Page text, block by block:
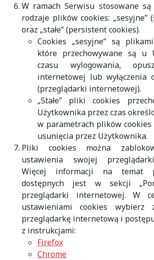
W ramach Serwisu stosowane są
rodzaje plików cookies: „sesyjne”
oraz „stałe” (persistent cookies).
Cookies „sesyjne” są
które przechowywane są u
czasu wylogowania,
internetowej lub wyłączenia
(przeglądarki internetowej).
„Stałe” pliki cookies
Użytkownika przez czas
w parametrach plików
usunięcia przez Użytkownika.
Pliki cookies można
ustawienia swojej
Więcej informacji na temat
dostępnych jest w sekcji
przeglądarki internetowej. W
ustawieniami cookies
przeglądarkę internetową i
z instrukcjami:
Firefox
Chrome